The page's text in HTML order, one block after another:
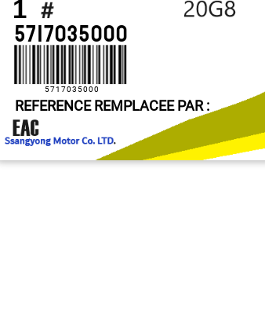
1
5717035000
5717035000
REFERENCE REMPLACEE PAR :